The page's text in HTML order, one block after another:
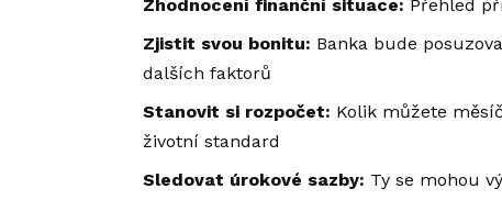
Zhodnocení finanční situace: Přehled
Zjistit svou bonitu: Banka bude
dalších faktorů
Stanovit si rozpočet: Kolik můžete
životní standard
Sledovat úrokové sazby: Ty se mohou